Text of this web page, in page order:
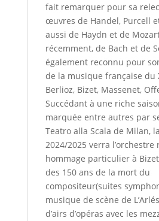
fait remarquer pour sa
œuvres de Handel, Purcell
aussi de Haydn et de
récemment, de Bach et de
également reconnu pour
de la musique française du
Berlioz, Bizet, Massenet,
Succédant à une riche
marquée entre autres par
Teatro alla Scala de Milan,
2024/2025 verra l’orchestre
hommage particulier à
des 150 ans de la mort du
compositeur(suites
musique de scène de
d’airs d’opéras avec les